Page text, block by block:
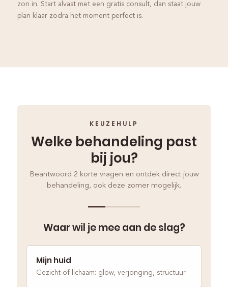
zon in. Start alvast met een gratis consult, dan staat jouw
plan klaar zodra het moment perfect is.
KEUZEHULP
Welke behandeling past
bij jou?
Beantwoord 2 korte vragen en ontdek direct jouw
behandeling, ook deze zomer mogelijk.
Waar wil je mee aan de slag?
Mijn huid
Gezicht of lichaam: glow, verjonging, structuur